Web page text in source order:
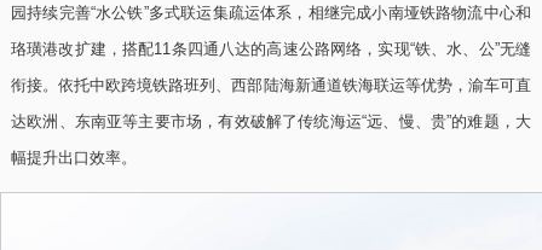
园持续完善“水公铁”多式联运集疏运体系，相继完成小南垭铁路物流中心和
珞璜港改扩建，搭配11条四通八达的高速公路网络，实现“铁、水、公”无缝
衔接。依托中欧跨境铁路班列、西部陆海新通道铁海联运等优势，渝车可直
达欧洲、东南亚等主要市场，有效破解了传统海运“远、慢、贵”的难题，大
幅提升出口效率。